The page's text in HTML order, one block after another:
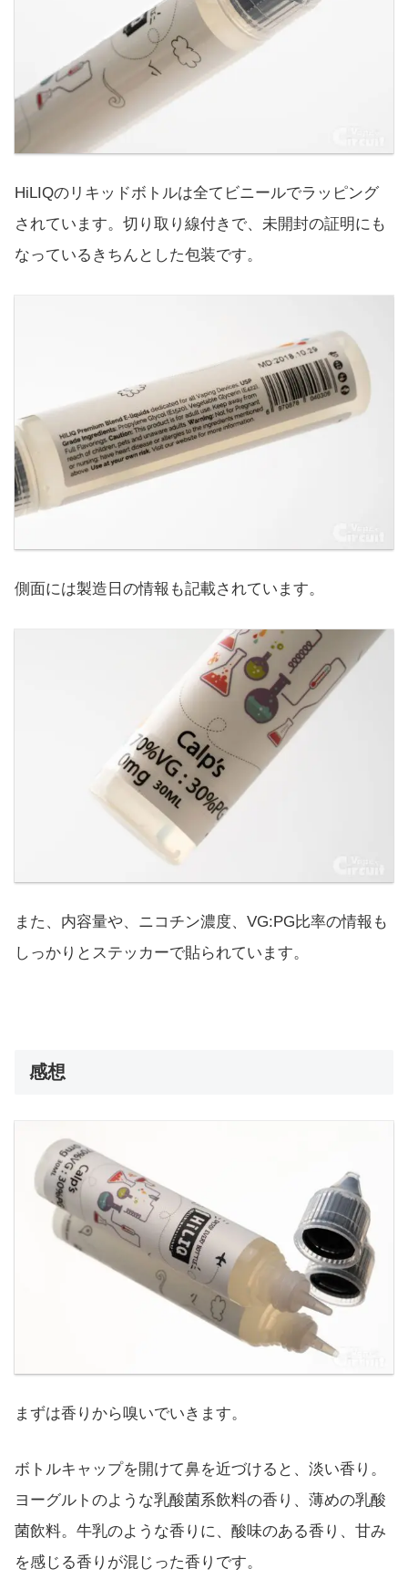
HiLIQのリキッドボトルは全てビニールでラッピング
されています。切り取り線付きで、未開封の証明にも
なっているきちんとした包装です。
側面には製造日の情報も記載されています。
また、内容量や、ニコチン濃度、VG:PG比率の情報も
しっかりとステッカーで貼られています。
感想
まずは香りから嗅いでいきます。
ボトルキャップを開けて鼻を近づけると、淡い香り。
ヨーグルトのような乳酸菌系飲料の香り、薄めの乳酸
菌飲料。牛乳のような香りに、酸味のある香り、甘み
を感じる香りが混じった香りです。